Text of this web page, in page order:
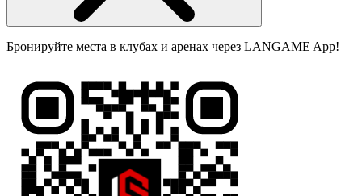
Бронируйте места в клубах и аренах через LANGAME App!